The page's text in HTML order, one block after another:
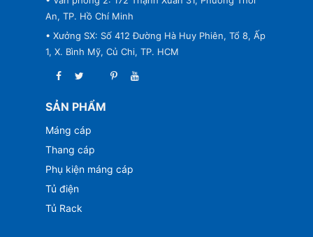
An, TP. Hồ Chí Minh
• Xưởng SX: Số 412 Đường Hà Huy Phiên, Tổ 8, Ấp
1, X. Bình Mỹ, Củ Chi, TP. HCM
SẢN PHẨM
Máng cáp
Thang cáp
Phụ kiện máng cáp
Tủ điện
Tủ Rack